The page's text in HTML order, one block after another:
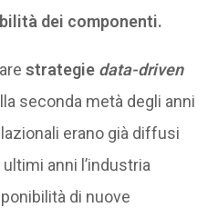
dei componenti.
strategie data-driven
seconda metà degli anni
erano già diffusi
anni l’industria
di nuove